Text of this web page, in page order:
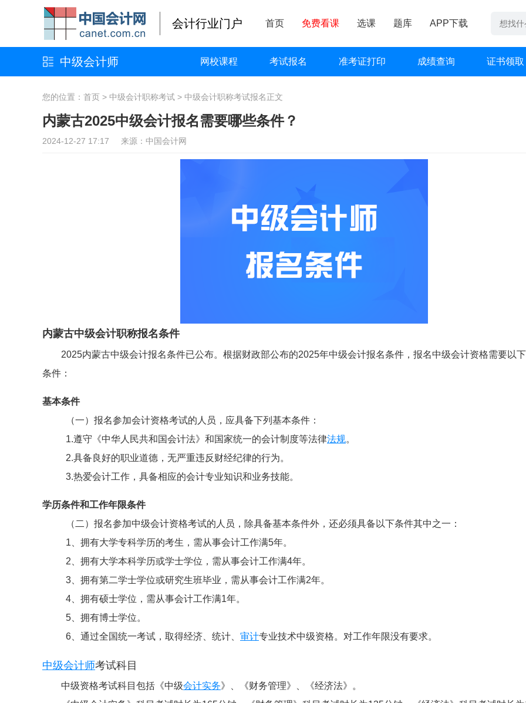
会计行业门户 首页 免费看课 选课 题库 APP下载
中级会计师 网校课程 考试报名 准考证打印 成绩查询 证书领取
您的位置： 首页 > 中级会计职称考试 > 中级会计职称考试报名正文
内蒙古2025中级会计报名需要哪些条件？
2024-12-27 17:17 来源：中国会计网
内蒙古中级会计职称报名条件
2025内蒙古中级会计报名条件已公布。根据财政部公布的2025年中级会计报名条件，报名中级会计资格需要以
条件：
基本条件
（一）报名参加会计资格考试的人员，应具备下列基本条件：
1.遵守《中华人民共和国会计法》和国家统一的会计制度等法律法规。
2.具备良好的职业道德，无严重违反财经纪律的行为。
3.热爱会计工作，具备相应的会计专业知识和业务技能。
学历条件和工作年限条件
（二）报名参加中级会计资格考试的人员，除具备基本条件外，还必须具备以下条件其中之一：
1、拥有大学专科学历的考生，需从事会计工作满5年。
2、拥有大学本科学历或学士学位，需从事会计工作满4年。
3、拥有第二学士学位或研究生班毕业，需从事会计工作满2年。
4、拥有硕士学位，需从事会计工作满1年。
5、拥有博士学位。
6、通过全国统一考试，取得经济、统计、 审计专业技术中级资格。对工作年限没有要求。
中级会计师考试科目
中级资格考试科目包括《中级会计实务》、《财务管理》、《经济法》。